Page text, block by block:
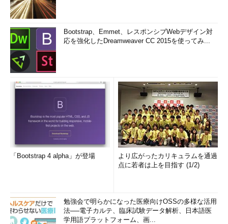
Bootstrap、Emmet、レスポンシブWebデザイン対
応を強化したDreamweaver CC 2015を使ってみ...
「Bootstrap 4 alpha」が登場
より広がったカリキュラムを通過
点に若者は上を目指す (1/2)
勉強会で明らかになった医療向けOSSの多様な活用
法──電子カルテ、臨床試験データ解析、日本語医
学用語プラットフォーム、画...